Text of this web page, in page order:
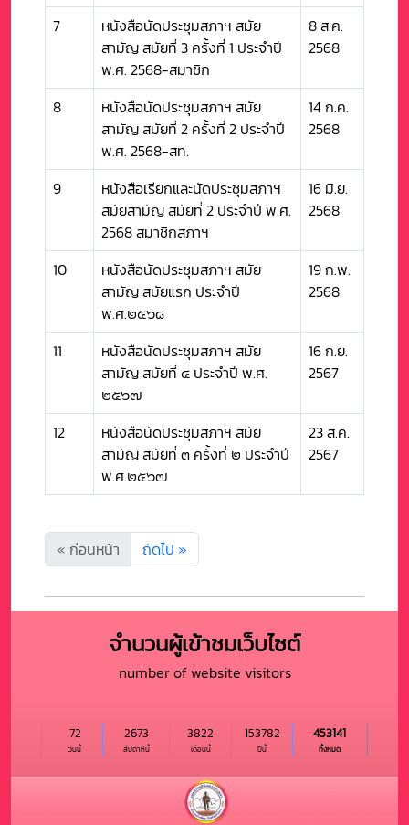
7
หนังสือนัดประชุมสภาฯ สมัย
สามัญ สมัยที่ 3 ครั้งที่ 1 ประจำปี
พ.ศ. 2568-สมาชิก
8 ส.ค.
2568
8
หนังสือนัดประชุมสภาฯ สมัย
สามัญ สมัยที่ 2 ครั้งที่ 2 ประจำปี
พ.ศ. 2568-สท.
14 ก.ค.
2568
9
หนังสือเรียกและนัดประชุมสภาฯ
สมัยสามัญ สมัยที่ 2 ประจำปี พ.ศ.
2568 สมาชิกสภาฯ
16 มิ.ย.
2568
10
หนังสือนัดประชุมสภาฯ สมัย
สามัญ สมัยแรก ประจำปี
พ.ศ.๒๕๖๘
19 ก.พ.
2568
11
หนังสือนัดประชุมสภาฯ สมัย
สามัญ สมัยที่ ๔ ประจำปี พ.ศ.
๒๕๖๗
16 ก.ย.
2567
12
หนังสือนัดประชุมสภาฯ สมัย
สามัญ สมัยที่ ๓ ครั้งที่ ๒ ประจำปี
พ.ศ.๒๕๖๗
23 ส.ค.
2567
« ก่อนหน้า ถัดไป »
จำนวนผู้เข้าชมเว็บไซต์
number of website visitors
วันนี้
72
สัปดาห์นี้
2673
เดือนนี้
3822
ปีนี้
153782
ทั้งหมด
453141